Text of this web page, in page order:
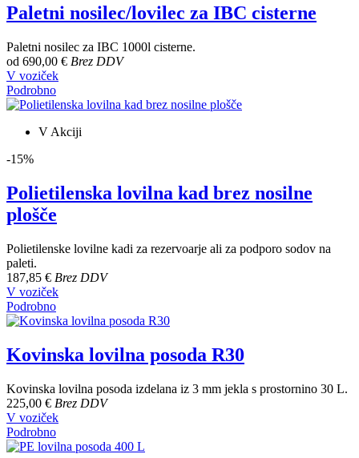
Paletni nosilec/lovilec za IBC cisterne
Paletni nosilec za IBC 1000l cisterne.
od 690,00 € Brez DDV
V voziček
Podrobno
V Akciji
-15%
Polietilenska lovilna kad brez nosilne
plošče
Polietilenske lovilne kadi za rezervoarje ali za podporo sodov na
paleti.
187,85 € Brez DDV
V voziček
Podrobno
Kovinska lovilna posoda R30
Kovinska lovilna posoda izdelana iz 3 mm jekla s prostornino 30 L.
225,00 € Brez DDV
V voziček
Podrobno